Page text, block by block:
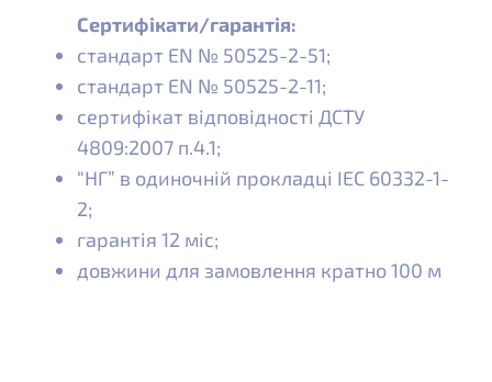
Сертифікати/гарантія:
стандарт EN № 50525-2-51;
стандарт EN № 50525-2-11;
сертифікат відповідності ДСТУ
4809:2007 п.4.1;
“НГ” в одиночній прокладці IEC 60332-1-
2;
гарантія 12 міс;
довжини для замовлення кратно 100 м